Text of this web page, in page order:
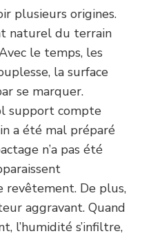
plusieurs origines.
naturel du terrain
le temps, les
la surface
se marquer.
support compte
a été mal préparé
n’a pas été
revêtement. De plus,
aggravant. Quand
l’humidité s’infiltre,